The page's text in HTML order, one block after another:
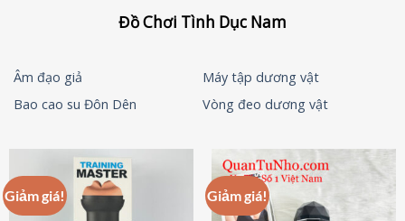
Đồ Chơi Tình Dục Nam
Âm đạo giả
Máy tập dương vật
Bao cao su Đôn Dên
Vòng đeo dương vật
Giảm giá! Giảm giá!